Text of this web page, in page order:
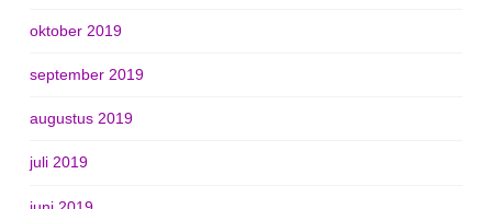
oktober 2019
september 2019
augustus 2019
juli 2019